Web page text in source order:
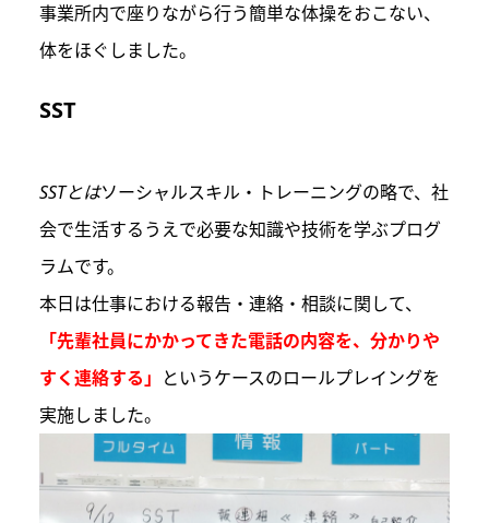
事業所内で座りながら行う簡単な体操をおこない、
体をほぐしました。
SST
SSTとはソーシャルスキル・トレーニングの略で、社
会で生活するうえで必要な知識や技術を学ぶプログ
ラムです。
本日は仕事における報告・連絡・相談に関して、
「先輩社員にかかってきた電話の内容を、分かりや
すく連絡する」 というケースのロールプレイングを
実施しました。